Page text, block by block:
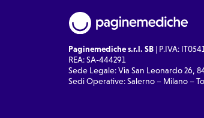
Paginemediche s.r.l. SB | P.IVA:
REA: SA-444291
Sede Legale: Via San Leonardo 26,
Sedi Operative: Salerno – Milano –